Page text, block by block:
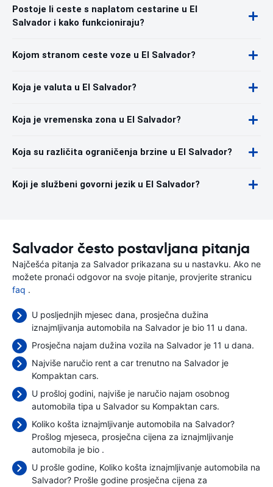
Postoje li ceste s naplatom cestarine u El
Salvador i kako funkcioniraju?
Kojom stranom ceste voze u El Salvador?
Koja je valuta u El Salvador?
Koja je vremenska zona u El Salvador?
Koja su različita ograničenja brzine u El Salvador?
Koji je službeni govorni jezik u El Salvador?
Salvador često postavljana pitanja
Najčešća pitanja za Salvador prikazana su u nastavku. Ako ne
možete pronaći odgovor na svoje pitanje, provjerite stranicu
faq .
U posljednjih mjesec dana, prosječna dužina
iznajmljivanja automobila na Salvador je bio 11 u dana.
Prosječna najam dužina vozila na Salvador je 11 u dana.
Najviše naručio rent a car trenutno na Salvador je
Kompaktan cars.
U prošloj godini, najviše je naručio najam osobnog
automobila tipa u Salvador su Kompaktan cars.
Koliko košta iznajmljivanje automobila na Salvador?
Prošlog mjeseca, prosječna cijena za iznajmljivanje
automobila je bio .
U prošle godine, Koliko košta iznajmljivanje automobila na
Salvador? Prošle godine prosječna cijena za